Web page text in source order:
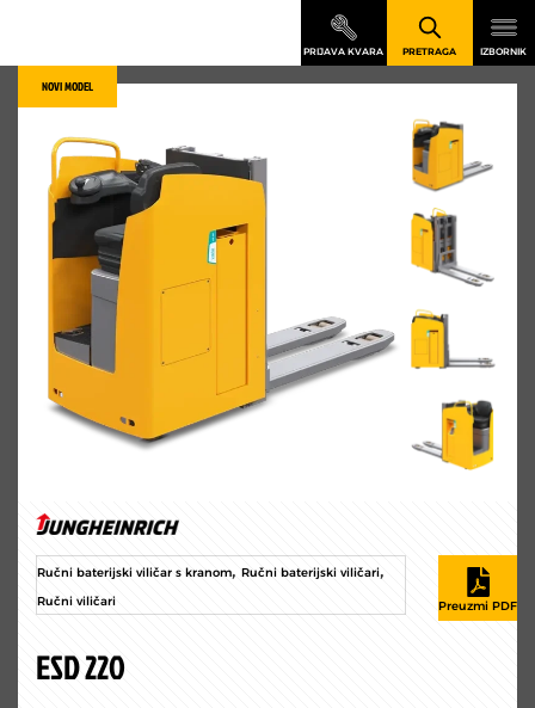
NOVI MODEL
Ručni baterijski viličar s kranom, Ručni baterijski viličari,
Ručni viličari
ESD 220